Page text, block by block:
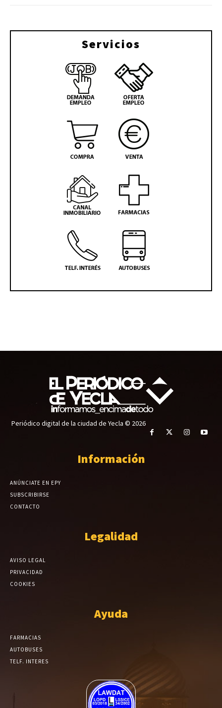
Servicios
Periódico digital de la ciudad de Yecla © 2026
Información
ANÚNCIATE EN EPY
SUBSCRIBIRSE
CONTACTO
Legalidad
AVISO LEGAL
PRIVACIDAD
COOKIES
Ayuda
FARMACIAS
AUTOBUSES
TELF. INTERES